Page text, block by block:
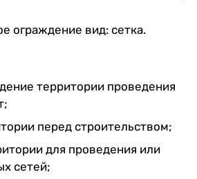
ограждение вид: сетка.
территории проведения
перед строительством;
для проведения или
сетей;